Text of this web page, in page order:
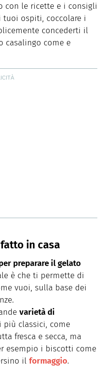
con le ricette e i consigli
ospiti, coccolare i
concederti il
casalingo come e
in casa
preparare il gelato
è che ti permette di
vuoi, sulla base dei
varietà di
classici, come
fresca e secca, ma
esempio i biscotti come
il formaggio.